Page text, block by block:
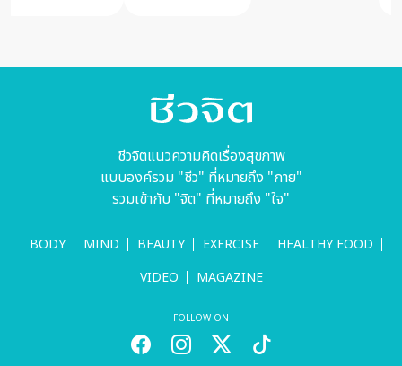
ชีวจิตแนวความคิดเรื่องสุขภาพ
แบบองค์รวม "ชีว" ที่หมายถึง "กาย"
รวมเข้ากับ "จิต" ที่หมายถึง "ใจ"
BODY MIND BEAUTY EXERCISE
HEALTHY FOOD
VIDEO
MAGAZINE
FOLLOW ON